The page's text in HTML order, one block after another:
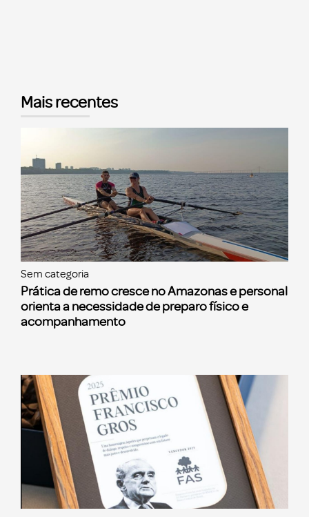
Mais recentes
Sem categoria
Prática de remo cresce no Amazonas e personal
orienta a necessidade de preparo físico e
acompanhamento